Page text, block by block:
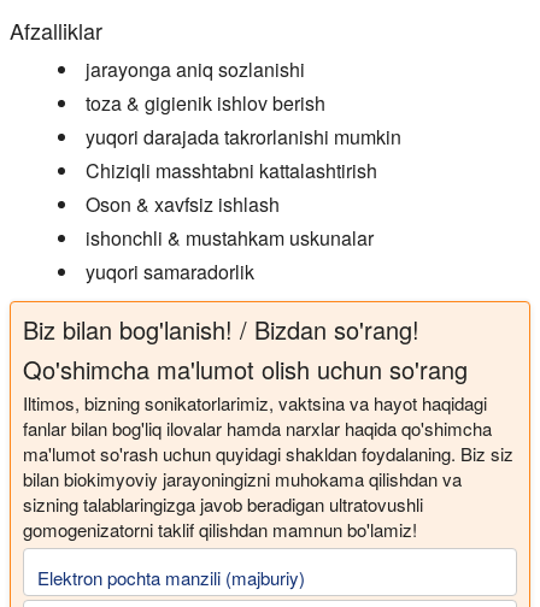
Afzalliklar
jarayonga aniq sozlanishi
toza & gigienik ishlov berish
yuqori darajada takrorlanishi mumkin
Chiziqli masshtabni kattalashtirish
Oson & xavfsiz ishlash
ishonchli & mustahkam uskunalar
yuqori samaradorlik
Biz bilan bog'lanish! / Bizdan so'rang!
Qo'shimcha ma'lumot olish uchun so'rang
Iltimos, bizning sonikatorlarimiz, vaktsina va hayot haqidagi
fanlar bilan bog'liq ilovalar hamda narxlar haqida qo'shimcha
ma'lumot so'rash uchun quyidagi shakldan foydalaning. Biz siz
bilan biokimyoviy jarayoningizni muhokama qilishdan va
sizning talablaringizga javob beradigan ultratovushli
gomogenizatorni taklif qilishdan mamnun bo'lamiz!
Elektron pochta manzili (majburiy)